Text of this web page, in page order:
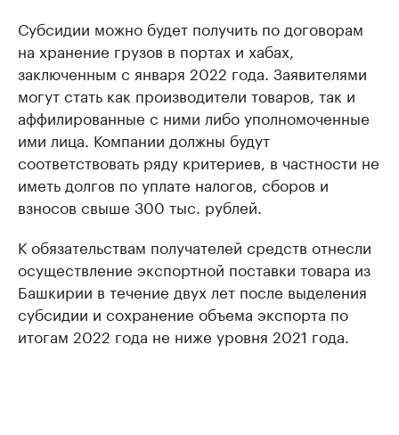
Субсидии можно будет получить по договорам
на хранение грузов в портах и хабах,
заключенным с января 2022 года. Заявителями
могут стать как производители товаров, так и
аффилированные с ними либо уполномоченные
ими лица. Компании должны будут
соответствовать ряду критериев, в частности не
иметь долгов по уплате налогов, сборов и
взносов свыше 300 тыс. рублей.
К обязательствам получателей средств отнесли
осуществление экспортной поставки товара из
Башкирии в течение двух лет после выделения
субсидии и сохранение объема экспорта по
итогам 2022 года не ниже уровня 2021 года.